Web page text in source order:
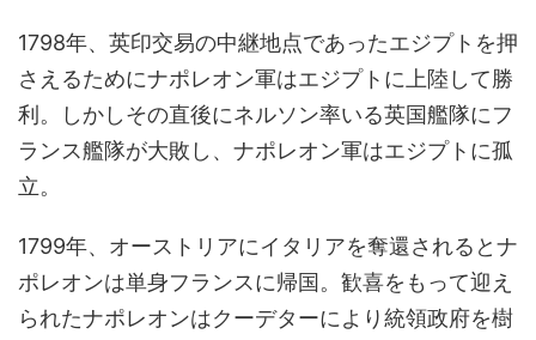
1798年、英印交易の中継地点であったエジプトを押
さえるためにナポレオン軍はエジプトに上陸して勝
利。しかしその直後にネルソン率いる英国艦隊にフ
ランス艦隊が大敗し、ナポレオン軍はエジプトに孤
立。
1799年、オーストリアにイタリアを奪還されるとナ
ポレオンは単身フランスに帰国。歓喜をもって迎え
られたナポレオンはクーデターにより統領政府を樹